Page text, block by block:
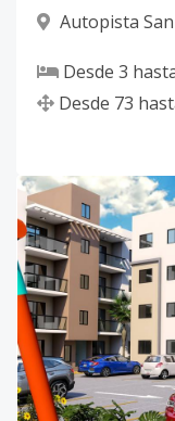
Autopista
Desde 3
Desde 73